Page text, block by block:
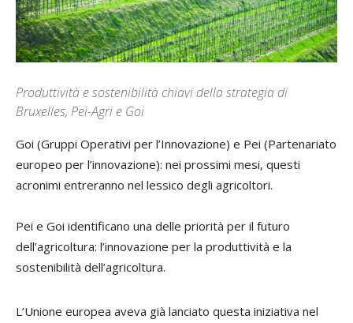
Produttività e sostenibilità chiavi della strategia di
Bruxelles, Pei-Agri e Goi
Goi (Gruppi Operativi per l’Innovazione) e Pei (Partenariato
europeo per l’innovazione): nei prossimi mesi, questi
acronimi entreranno nel lessico degli agricoltori.
Pei e Goi identificano una delle priorità per il futuro
dell’agricoltura: l’innovazione per la produttività e la
sostenibilità dell’agricoltura.
L’Unione europea aveva già lanciato questa iniziativa nel